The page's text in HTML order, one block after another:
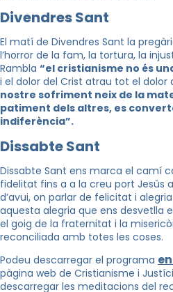
Divendres Sant
El matí de Divendres Sant la
l’horror de la fam, la tortura, la
Rambla “el cristianisme no és
i el dolor del Crist atrau tot el dolor
nostre sofriment neix de la
patiment dels altres, es
indiferència”.
Dissabte Sant
Dissabte Sant ens marca el camí
fidelitat fins a a la creu port Jesús
d’avui, on parlar de felicitat i
aquesta alegria que ens desvetlla
el goig de la fraternitat i la
reconciliada amb totes les coses.
Podeu descarregar el programa
pàgina web de Cristianisme i
descarregar les meditacions del